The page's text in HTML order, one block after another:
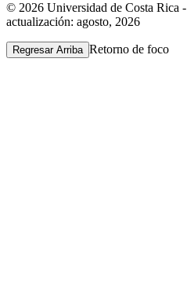
© 2026 Universidad de Costa Rica -
actualización: agosto, 2026
Regresar Arriba Retorno de foco